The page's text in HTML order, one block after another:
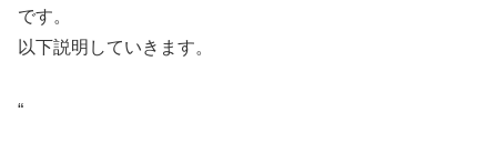
です。
以下説明していきます。
“